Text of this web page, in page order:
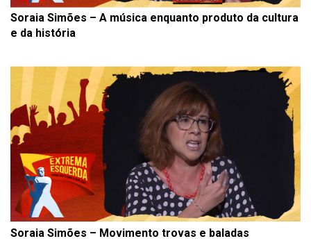
Soraia Simões – A música enquanto produto da cultura
e da história
Soraia Simões – Movimento trovas e baladas